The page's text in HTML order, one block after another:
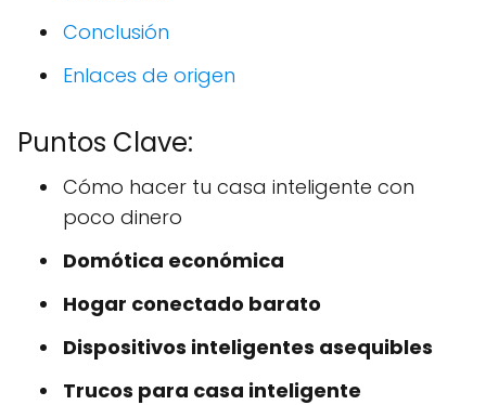
Conclusión
Enlaces de origen
Puntos Clave:
Cómo hacer tu casa inteligente con
poco dinero
Domótica económica
Hogar conectado barato
Dispositivos inteligentes asequibles
Trucos para casa inteligente